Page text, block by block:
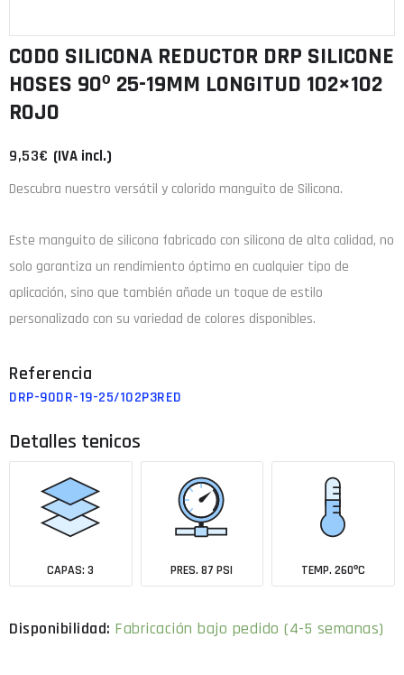
CODO SILICONA REDUCTOR DRP SILICONE
HOSES 90º 25-19MM LONGITUD 102×102
ROJO
9,53€ (IVA incl.)
Descubra nuestro versátil y colorido manguito de Silicona.
Este manguito de silicona fabricado con silicona de alta calidad, no
solo garantiza un rendimiento óptimo en cualquier tipo de
aplicación, sino que también añade un toque de estilo
personalizado con su variedad de colores disponibles.
DRP-90DR-19-25/102P3RED
Detalles tenicos
CAPAS: 3 PRES. 87 PSI TEMP. 260ºC
Fabricación bajo pedido (4-5 semanas)